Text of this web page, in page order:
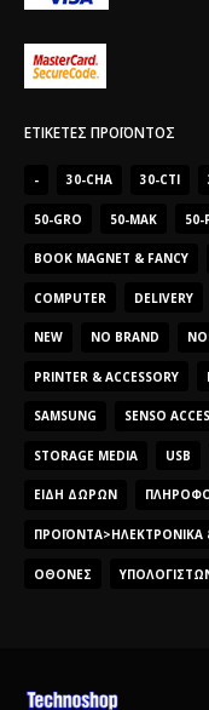
ΕΤΙΚΈΤΕΣ ΠΡΟΪΌΝΤΟΣ
- 30-CHA 30-CTI
50-GRO 50-MAK 50-
BOOK MAGNET & FANCY
COMPUTER DELIVERY
NEW NO BRAND
PRINTER & ACCESSORY
SAMSUNG SENSO
STORAGE MEDIA USB
ΕΊΔΗ ΔΏΡΩΝ
ΠΡΟΪΌΝΤΑ>ΗΛΕΚΤΡΟΝΙΚΆ
ΟΘΌΝΕΣ